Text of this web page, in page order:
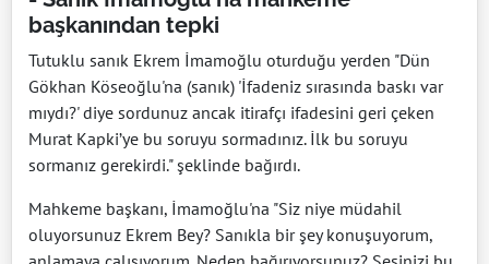
başkanından tepki
Tutuklu sanık Ekrem İmamoğlu oturduğu yerden "Dün
Gökhan Köseoğlu'na (sanık) 'İfadeniz sırasında baskı var
mıydı?' diye sordunuz ancak itirafçı ifadesini geri çeken
Murat Kapki’ye bu soruyu sormadınız. İlk bu soruyu
sormanız gerekirdi." şeklinde bağırdı.
Mahkeme başkanı, İmamoğlu'na "Siz niye müdahil
oluyorsunuz Ekrem Bey? Sanıkla bir şey konuşuyorum,